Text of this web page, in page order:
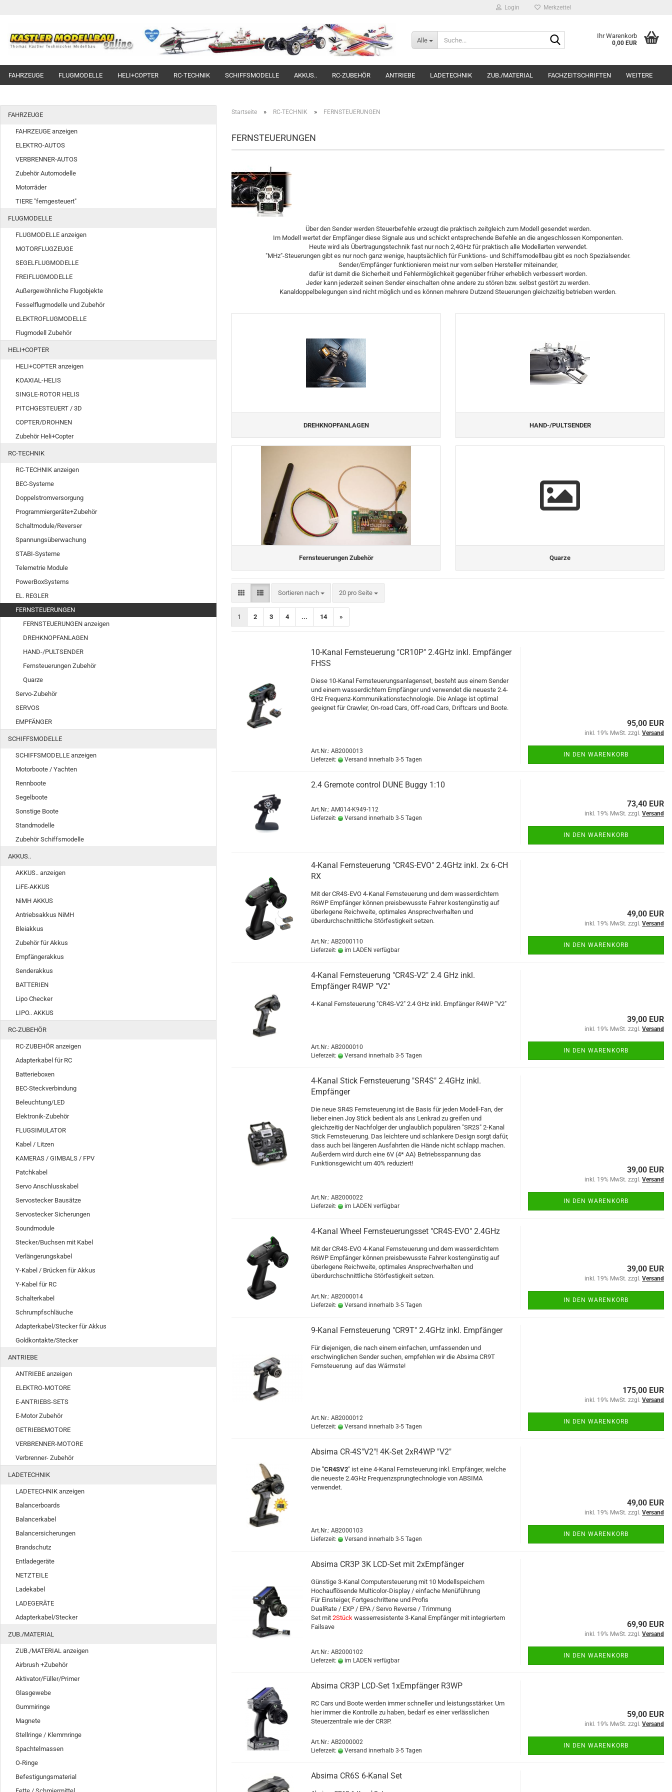
Login Merkzettel
Alle
Ihr Warenkorb
0,00 EUR
FAHRZEUGE FLUGMODELLE HELI+COPTER RC-TECHNIK SCHIFFSMODELLE AKKUS.. RC-ZUBEHÖR ANTRIEBE LADETECHNIK ZUB./MATERIAL FACHZEITSCHRIFTEN WEITERE
Startseite » RC-TECHNIK » FERNSTEUERUNGEN
FERNSTEUERUNGEN
Über den Sender werden Steuerbefehle erzeugt die praktisch zeitgleich zum Modell gesendet werden.
Im Modell wertet der Empfänger diese Signale aus und schickt entsprechende Befehle an die angeschlossen Komponenten.
Heute wird als Übertragungstechnik fast nur noch 2,4GHz für praktisch alle Modellarten verwendet.
"MHz"-Steuerungen gibt es nur noch ganz wenige, hauptsächlich für Funktions- und Schiffsmodellbau gibt es noch Spezialsender.
Sender/Empfänger funktionieren meist nur vom selben Hersteller miteinander,
dafür ist damit die Sicherheit und Fehlermöglichkeit gegenüber früher erheblich verbessert worden.
Jeder kann jederzeit seinen Sender einschalten ohne andere zu stören bzw. selbst gestört zu werden.
Kanaldoppelbelegungen sind nicht möglich und es können mehrere Dutzend Steuerungen gleichzeitig betrieben werden.
DREHKNOPFANLAGEN HAND-/PULTSENDER
Fernsteuerungen Zubehör Quarze
Sortieren nach
Sortieren nach 20 pro Seite
pro Seite
1 2 3 4 ... 14 »
10-Kanal Fernsteuerung "CR10P" 2.4GHz inkl. Empfänger
FHSS
Diese 10-Kanal Fernsteuerungsanlagenset, besteht aus einem Sender
und einem wasserdichtem Empfänger und verwendet die neueste 2.4-
GHz Frequenz-Kommunikationstechnologie. Die Anlage ist optimal
geeignet für Crawler, On-road Cars, Off-road Cars, Driftcars und Boote.
Art.Nr.: AB2000013
Lieferzeit:
Versand innerhalb 3-5 Tagen
95,00 EUR
inkl. 19% MwSt. zzgl. Versand
IN DEN WARENKORB
2.4 Gremote control DUNE Buggy 1:10
Art.Nr.: AM014-K949-112
Lieferzeit:
Versand innerhalb 3-5 Tagen
73,40 EUR
inkl. 19% MwSt. zzgl. Versand
IN DEN WARENKORB
4-Kanal Fernsteuerung "CR4S-EVO" 2.4GHz inkl. 2x 6-CH
RX
Mit der CR4S-EVO 4-Kanal Fernsteuerung und dem wasserdichtem
R6WP Empfänger können preisbewusste Fahrer kostengünstig auf
überlegene Reichweite, optimales Ansprechverhalten und
überdurchschnittliche Störfestigkeit setzen.
Art.Nr.: AB2000110
Lieferzeit:
im LADEN verfügbar
49,00 EUR
inkl. 19% MwSt. zzgl. Versand
IN DEN WARENKORB
4-Kanal Fernsteuerung "CR4S-V2" 2.4 GHz inkl.
Empfänger R4WP "V2"
4-Kanal Fernsteuerung "CR4S-V2" 2.4 GHz inkl. Empfänger R4WP "V2"
Art.Nr.: AB2000010
Lieferzeit:
Versand innerhalb 3-5 Tagen
39,00 EUR
inkl. 19% MwSt. zzgl. Versand
IN DEN WARENKORB
4-Kanal Stick Fernsteuerung "SR4S" 2.4GHz inkl.
Empfänger
Die neue SR4S Fernsteuerung ist die Basis für jeden Modell-Fan, der
lieber einen Joy Stick bedient als ans Lenkrad zu greifen und
gleichzeitig der Nachfolger der unglaublich populären "SR2S" 2-Kanal
Stick Fernsteuerung. Das leichtere und schlankere Design sorgt dafür,
dass auch bei längeren Ausfahrten die Hände nicht schlapp machen.
Außerdem wird durch eine 6V (4* AA) Betriebsspannung das
Funktionsgewicht um 40% reduziert!
Art.Nr.: AB2000022
Lieferzeit:
im LADEN verfügbar
39,00 EUR
inkl. 19% MwSt. zzgl. Versand
IN DEN WARENKORB
4-Kanal Wheel Fernsteuerungsset "CR4S-EVO" 2.4GHz
Mit der CR4S-EVO 4-Kanal Fernsteuerung und dem wasserdichtem
R6WP Empfänger können preisbewusste Fahrer kostengünstig auf
überlegene Reichweite, optimales Ansprechverhalten und
überdurchschnittliche Störfestigkeit setzen.
Art.Nr.: AB2000014
Lieferzeit:
Versand innerhalb 3-5 Tagen
39,00 EUR
inkl. 19% MwSt. zzgl. Versand
IN DEN WARENKORB
9-Kanal Fernsteuerung "CR9T" 2.4GHz inkl. Empfänger
Für diejenigen, die nach einem einfachen, umfassenden und
erschwinglichen Sender suchen, empfehlen wir die Absima CR9T
Fernsteuerung auf das Wärmste!
Art.Nr.: AB2000012
Lieferzeit:
Versand innerhalb 3-5 Tagen
175,00 EUR
inkl. 19% MwSt. zzgl. Versand
IN DEN WARENKORB
Absima CR-4S"V2"! 4K-Set 2xR4WP "V2"
Die "CR4SV2" ist eine 4-Kanal Fernsteuerung inkl. Empfänger, welche
die neueste 2.4GHz Frequenzsprungtechnologie von ABSIMA
verwendet.
Art.Nr.: AB2000103
Lieferzeit:
Versand innerhalb 3-5 Tagen
49,00 EUR
inkl. 19% MwSt. zzgl. Versand
IN DEN WARENKORB
Absima CR3P 3K LCD-Set mit 2xEmpfänger
Günstige 3-Kanal Computersteuerung mit 10 Modellspeichern
Hochauflösende Multicolor-Display / einfache Menüführung
Für Einsteiger, Fortgeschrittene und Profis
DualRate / EXP / EPA / Servo Reverse / Trimmung
Set mit 2Stück wasserresistente 3-Kanal Empfänger mit integriertem
Failsave
Art.Nr.: AB2000102
Lieferzeit:
im LADEN verfügbar
69,90 EUR
inkl. 19% MwSt. zzgl. Versand
IN DEN WARENKORB
Absima CR3P LCD-Set 1xEmpfänger R3WP
RC Cars und Boote werden immer schneller und leistungsstärker. Um
hier immer die Kontrolle zu haben, bedarf es einer verlässlichen
Steuerzentrale wie der CR3P.
Art.Nr.: AB2000002
Lieferzeit:
Versand innerhalb 3-5 Tagen
59,00 EUR
inkl. 19% MwSt. zzgl. Versand
IN DEN WARENKORB
Absima CR6S 6-Kanal Set
FAHRZEUGE
FAHRZEUGE anzeigen
ELEKTRO-AUTOS
VERBRENNER-AUTOS
Zubehör Automodelle
Motorräder
TIERE "ferngesteuert"
FLUGMODELLE
FLUGMODELLE anzeigen
MOTORFLUGZEUGE
SEGELFLUGMODELLE
FREIFLUGMODELLE
Außergewöhnliche Flugobjekte
Fesselflugmodelle und Zubehör
ELEKTROFLUGMODELLE
Flugmodell Zubehör
HELI+COPTER
HELI+COPTER anzeigen
KOAXIAL-HELIS
SINGLE-ROTOR HELIS
PITCHGESTEUERT / 3D
COPTER/DROHNEN
Zubehör Heli+Copter
RC-TECHNIK
RC-TECHNIK anzeigen
BEC-Systeme
Doppelstromversorgung
Programmiergeräte+Zubehör
Schaltmodule/Reverser
Spannungsüberwachung
STABI-Systeme
Telemetrie Module
PowerBoxSystems
EL. REGLER
FERNSTEUERUNGEN
FERNSTEUERUNGEN anzeigen
DREHKNOPFANLAGEN
HAND-/PULTSENDER
Fernsteuerungen Zubehör
Quarze
Servo-Zubehör
SERVOS
EMPFÄNGER
SCHIFFSMODELLE
SCHIFFSMODELLE anzeigen
Motorboote / Yachten
Rennboote
Segelboote
Sonstige Boote
Standmodelle
Zubehör Schiffsmodelle
AKKUS..
AKKUS.. anzeigen
LiFE-AKKUS
NiMH AKKUS
Antriebsakkus NiMH
Bleiakkus
Zubehör für Akkus
Empfängerakkus
Senderakkus
BATTERIEN
Lipo Checker
LIPO.. AKKUS
RC-ZUBEHÖR
RC-ZUBEHÖR anzeigen
Adapterkabel für RC
Batterieboxen
BEC-Steckverbindung
Beleuchtung/LED
Elektronik-Zubehör
FLUGSIMULATOR
Kabel / Litzen
KAMERAS / GIMBALS / FPV
Patchkabel
Servo Anschlusskabel
Servostecker Bausätze
Servostecker Sicherungen
Soundmodule
Stecker/Buchsen mit Kabel
Verlängerungskabel
Y-Kabel / Brücken für Akkus
Y-Kabel für RC
Schalterkabel
Schrumpfschläuche
Adapterkabel/Stecker für Akkus
Goldkontakte/Stecker
ANTRIEBE
ANTRIEBE anzeigen
ELEKTRO-MOTORE
E-ANTRIEBS-SETS
E-Motor Zubehör
GETRIEBEMOTORE
VERBRENNER-MOTORE
Verbrenner- Zubehör
LADETECHNIK
LADETECHNIK anzeigen
Balancerboards
Balancerkabel
Balancersicherungen
Brandschutz
Entladegeräte
NETZTEILE
Ladekabel
LADEGERÄTE
Adapterkabel/Stecker
ZUB./MATERIAL
ZUB./MATERIAL anzeigen
Airbrush +Zubehör
Aktivator/Füller/Primer
Glasgewebe
Gummiringe
Magnete
Stellringe / Klemmringe
Spachtelmassen
O-Ringe
Befestigungsmaterial